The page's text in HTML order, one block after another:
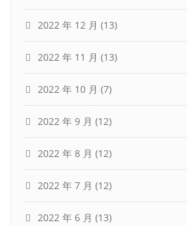
2022 年 12 月 (13)
2022 年 11 月 (13)
2022 年 10 月 (7)
2022 年 9 月 (12)
2022 年 8 月 (12)
2022 年 7 月 (12)
2022 年 6 月 (13)